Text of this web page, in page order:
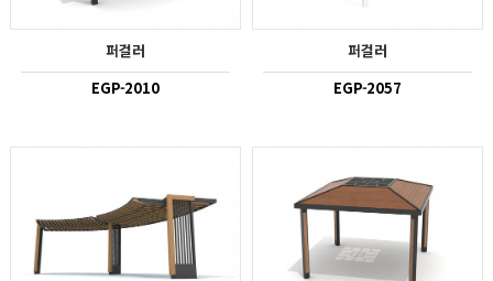
퍼걸러
EGP-2010
퍼걸러
EGP-2057